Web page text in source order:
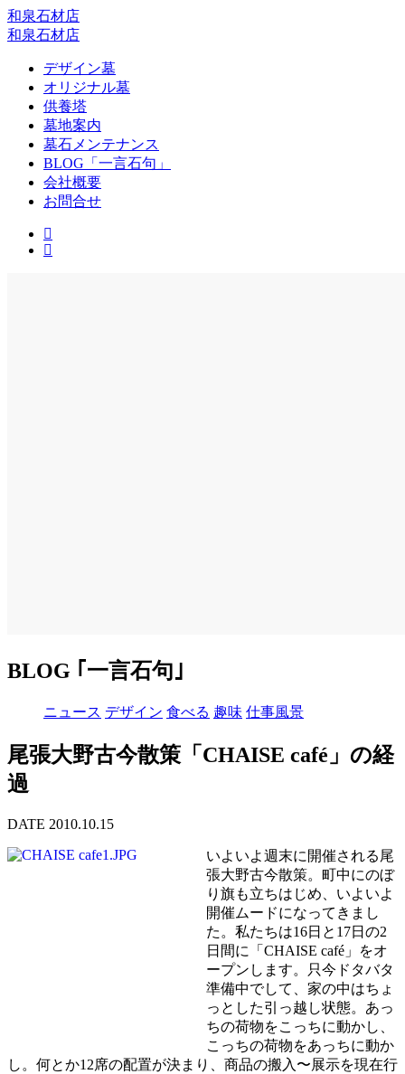
和泉石材店
和泉石材店
デザイン墓
オリジナル墓
供養塔
墓地案内
墓石メンテナンス
BLOG「一言石句」
会社概要
お問合せ
BLOG ｢一言石句｣
ニュース デザイン 食べる 趣味 仕事風景
尾張大野古今散策「CHAISE café」の経
過
DATE 2010.10.15
いよいよ週末に開催される尾
張大野古今散策。町中にのぼ
り旗も立ちはじめ、いよいよ
開催ムードになってきまし
た。私たちは16日と17日の2
日間に「CHAISE café」をオ
ープンします。只今ドタバタ
準備中でして、家の中はちょ
っとした引っ越し状態。あっ
ちの荷物をこっちに動かし、
こっちの荷物をあっちに動か
し。何とか12席の配置が決まり、商品の搬入〜展示を現在行